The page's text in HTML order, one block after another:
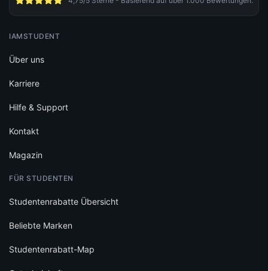
IAMSTUDENT
Über uns
Karriere
Hilfe & Support
Kontakt
Magazin
FÜR STUDENTEN
Studentenrabatte Übersicht
Beliebte Marken
Studentenrabatt-Map